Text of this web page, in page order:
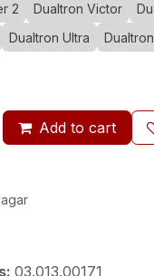
2
Dualtron Victor
Dualtron Ultra
Add to cart
03.013.00171